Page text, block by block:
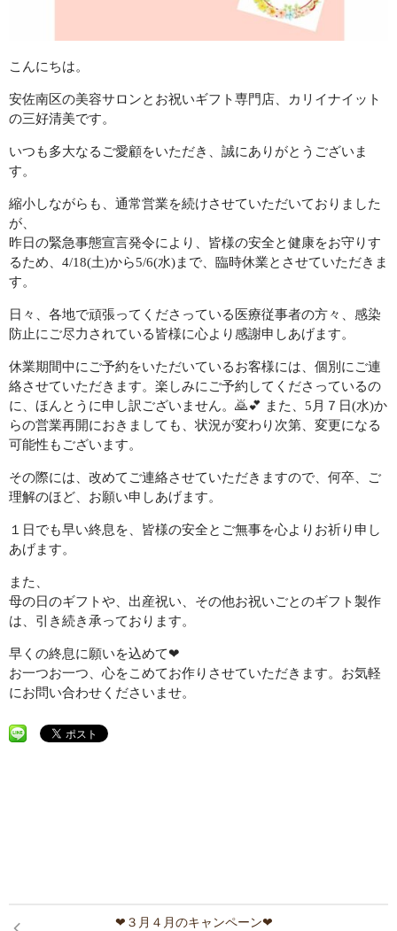
お問い合わせ
こんにちは。
安佐南区の美容サロンとお祝いギフト専門店、カリイナイット
の三好清美です。
いつも多大なるご愛顧をいただき、誠にありがとうございま
す。
縮小しながらも、通常営業を続けさせていただいておりました
が、
昨日の緊急事態宣言発令により、皆様の安全と健康をお守りす
るため、4/18(土)から5/6(水)まで、臨時休業とさせていただきま
す。
日々、各地で頑張ってくださっている医療従事者の方々、感染
防止にご尽力されている皆様に心より感謝申しあげます。
休業期間中にご予約をいただいているお客様には、個別にご連
絡させていただきます。楽しみにご予約してくださっているの
に、ほんとうに申し訳ございません。🙇💕 また、5月７日(水)か
らの営業再開におきましても、状況が変わり次第、変更になる
可能性もございます。
その際には、改めてご連絡させていただきますので、何卒、ご
理解のほど、お願い申しあげます。
１日でも早い終息を、皆様の安全とご無事を心よりお祈り申し
あげます。
また、
母の日のギフトや、出産祝い、その他お祝いごとのギフト製作
は、引き続き承っております。
早くの終息に願いを込めて❤
お一つお一つ、心をこめてお作りさせていただきます。お気軽
にお問い合わせくださいませ。
❤３月４月のキャンペーン❤